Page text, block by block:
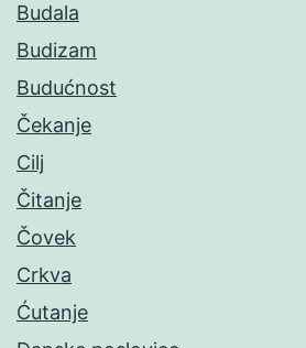
Budala
Budizam
Budućnost
Čekanje
Cilj
Čitanje
Čovek
Crkva
Ćutanje